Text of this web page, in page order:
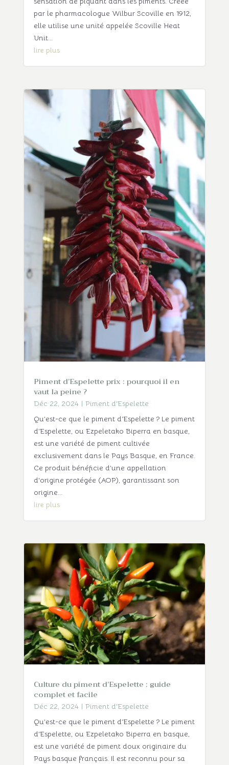
par le pharmacologue Wilbur Scoville en 1912,
elle utilise une unité appelée Scoville Heat
Unit...
lire plus
Piment d’Espelette prix : pourquoi il en
vaut la peine ?
Déc 22, 2024 | Piment d'Espelette
Qu’est-ce que le piment d’Espelette ? Le piment
d’Espelette, ou Ezpeletako Biperra en basque,
est une variété de piment cultivée
exclusivement dans le Pays Basque, en France.
Ce produit bénéficie d’une appellation
d'origine protégée (AOP), garantissant son
origine...
lire plus
Culture du piment d’Espelette : guide
complet et facile
Déc 22, 2024 | Piment d'Espelette
Qu’est-ce que le piment d’Espelette ? Le piment
d’Espelette, ou Ezpeletako Biperra en basque,
est une variété de piment doux originaire du
Pays basque français. Il est reconnu pour sa